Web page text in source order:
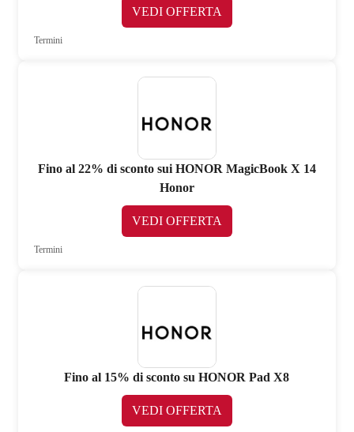
VEDI OFFERTA
Termini
Fino al 22% di sconto sui HONOR MagicBook X 14
Honor
VEDI OFFERTA
Termini
Fino al 15% di sconto su HONOR Pad X8
VEDI OFFERTA